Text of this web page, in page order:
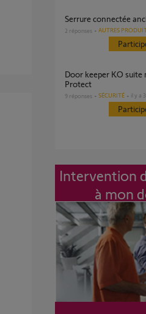
Serrure connectée
2 réponses AUTRES
Door keeper KO suite migration Somfy
Protect
9 réponses SÉCURITÉ il y a
Intervention
à mon